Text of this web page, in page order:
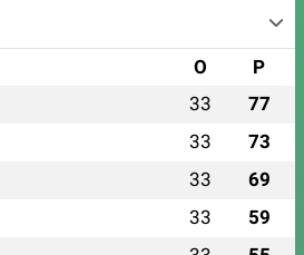
O P
33 77
33 73
33 69
33 59